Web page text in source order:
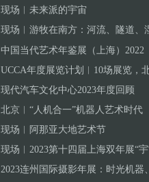
现场︱未来派的宇宙
现场︱游牧在南方：河流、隧道、
中国当代艺术年鉴展（上海）2022
UCCA年度展览计划︱10场展览，
现代汽车文化中心2023年度回顾
北京︱“人机合一”机器人艺术时代
现场︱阿那亚大地艺术节
现场︱2023第十四届上海双年展“
2023连州国际摄影年展：时光机器、以虚